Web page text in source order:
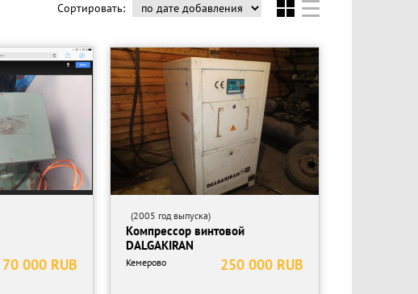
Сортировать:
70 000 RUB
(2005 год выпуска)
Компрессор винтовой
DALGAKIRAN
250 000 RUB
Кемерово